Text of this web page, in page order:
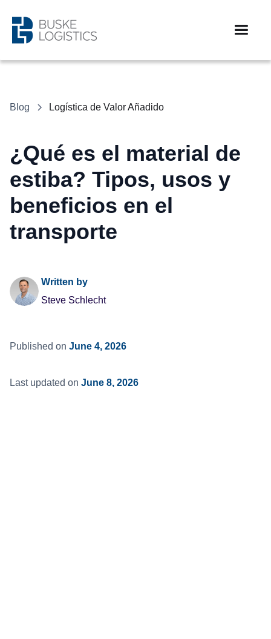
Blog Logística de Valor Añadido
¿Qué es el material de
estiba? Tipos, usos y
beneficios en el
transporte
Written by
Steve Schlecht
Published on June 4, 2026
Last updated on June 8, 2026